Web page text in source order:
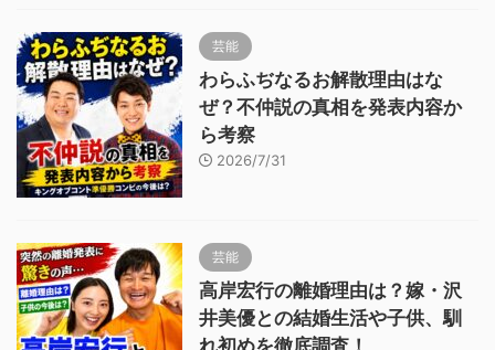
芸能
わらふぢなるお解散理由はな
ぜ？不仲説の真相を発表内容か
ら考察
2026/7/31
芸能
高岸宏行の離婚理由は？嫁・沢
井美優との結婚生活や子供、馴